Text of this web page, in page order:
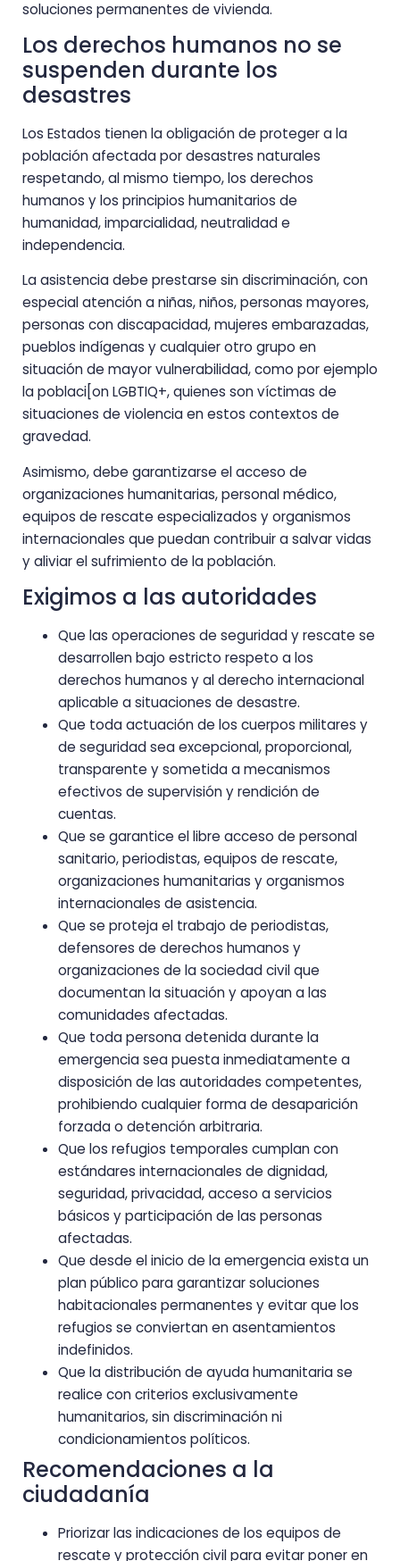
soluciones permanentes de vivienda.
Los derechos humanos no se
suspenden durante los
desastres
Los Estados tienen la obligación de proteger a la
población afectada por desastres naturales
respetando, al mismo tiempo, los derechos
humanos y los principios humanitarios de
humanidad, imparcialidad, neutralidad e
independencia.
La asistencia debe prestarse sin discriminación, con
especial atención a niñas, niños, personas mayores,
personas con discapacidad, mujeres embarazadas,
pueblos indígenas y cualquier otro grupo en
situación de mayor vulnerabilidad, como por ejemplo
la poblaci[on LGBTIQ+, quienes son víctimas de
situaciones de violencia en estos contextos de
gravedad.
Asimismo, debe garantizarse el acceso de
organizaciones humanitarias, personal médico,
equipos de rescate especializados y organismos
internacionales que puedan contribuir a salvar vidas
y aliviar el sufrimiento de la población.
Exigimos a las autoridades
Que las operaciones de seguridad y rescate se
desarrollen bajo estricto respeto a los
derechos humanos y al derecho internacional
aplicable a situaciones de desastre.
Que toda actuación de los cuerpos militares y
de seguridad sea excepcional, proporcional,
transparente y sometida a mecanismos
efectivos de supervisión y rendición de
cuentas.
Que se garantice el libre acceso de personal
sanitario, periodistas, equipos de rescate,
organizaciones humanitarias y organismos
internacionales de asistencia.
Que se proteja el trabajo de periodistas,
defensores de derechos humanos y
organizaciones de la sociedad civil que
documentan la situación y apoyan a las
comunidades afectadas.
Que toda persona detenida durante la
emergencia sea puesta inmediatamente a
disposición de las autoridades competentes,
prohibiendo cualquier forma de desaparición
forzada o detención arbitraria.
Que los refugios temporales cumplan con
estándares internacionales de dignidad,
seguridad, privacidad, acceso a servicios
básicos y participación de las personas
afectadas.
Que desde el inicio de la emergencia exista un
plan público para garantizar soluciones
habitacionales permanentes y evitar que los
refugios se conviertan en asentamientos
indefinidos.
Que la distribución de ayuda humanitaria se
realice con criterios exclusivamente
humanitarios, sin discriminación ni
condicionamientos políticos.
Recomendaciones a la
ciudadanía
Priorizar las indicaciones de los equipos de
rescate y protección civil para evitar poner en